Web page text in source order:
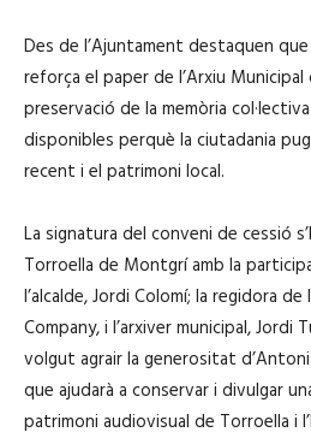
Des de l’Ajuntament destaquen
reforça el paper de l’Arxiu Municipal
preservació de la memòria
disponibles perquè la ciutadania
recent i el patrimoni local.
La signatura del conveni de cessió
Torroella de Montgrí amb la
l’alcalde,Jordi Colomí; la regidora de
Company, i l’arxiver municipal,Jordi
volgut agrair la generositat
que ajudarà a conservar i divulgar
patrimoni audiovisual de Torroella i